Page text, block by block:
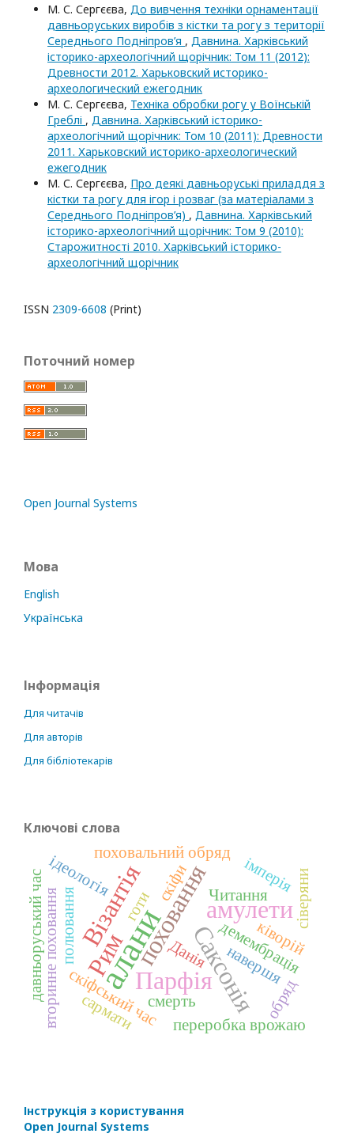
М. С. Сергєєва, До вивчення техніки орнаментації
давньоруських виробів з кістки та рогу з території
Середнього Подніпров’я , Давнина. Харківський
історико-археологічний щорічник: Том 11 (2012):
Древности 2012. Харьковский историко-
археологический ежегодник
М. С. Сергєєва, Техніка обробки рогу у Воїнській
Греблі , Давнина. Харківський історико-
археологічний щорічник: Том 10 (2011): Древности
2011. Харьковский историко-археологический
ежегодник
М. С. Сергєєва, Про деякі давньоруські приладдя з
кістки та рогу для ігор і розваг (за матеріалами з
Середнього Подніпров’я) , Давнина. Харківський
історико-археологічний щорічник: Том 9 (2010):
Старожитності 2010. Харківський історико-
археологічний щорічник
ISSN 2309-6608 (Print)
Поточний номер
Open Journal Systems
Мова
English
Українська
Інформація
Для читачів
Для авторів
Для бібліотекарів
Ключові слова
алани амулети
Парфія
Римпоховання
Візантія
Саксонія
демембрація
скіфський час
поховальний обряд
переробка врожаю
вторинне поховання
давньоруський час полювання сіверяни
готи
сармати
Читання
ідеологія
Данія навершя
скіфи
ківорій
обряд
смерть
імперія
Інструкція з користування
Open Journal Systems